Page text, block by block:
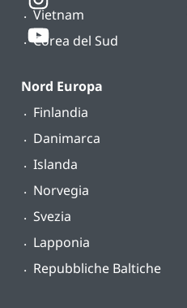
Vietnam
Corea del Sud
Nord Europa
Finlandia
Danimarca
Islanda
Norvegia
Svezia
Lapponia
Repubbliche Baltiche